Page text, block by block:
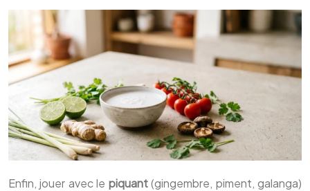
Enfin, jouer avec le piquant(gingembre, piment, galanga)